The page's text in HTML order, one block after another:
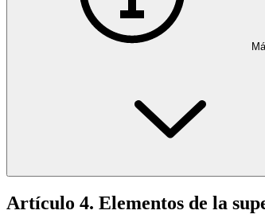
Artículo 4. Elementos de la